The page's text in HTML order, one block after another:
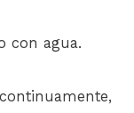
con agua.